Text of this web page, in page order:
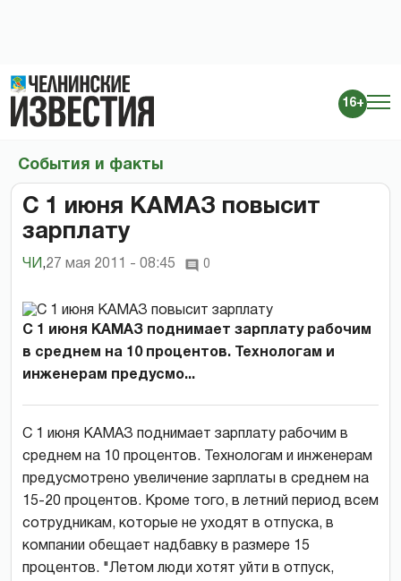
16+
События и факты
С 1 июня КАМАЗ повысит
зарплату
ЧИ ,27 мая 2011 - 08:45 0
С 1 июня КАМАЗ поднимает зарплату рабочим
в среднем на 10 процентов. Технологам и
инженерам предусмо...
С 1 июня КАМАЗ поднимает зарплату рабочим в
среднем на 10 процентов. Технологам и инженерам
предусмотрено увеличение зарплаты в среднем на
15-20 процентов. Кроме того, в летний период всем
сотрудникам, которые не уходят в отпуска, в
компании обещает надбавку в размере 15
процентов. "Летом люди хотят уйти в отпуск,